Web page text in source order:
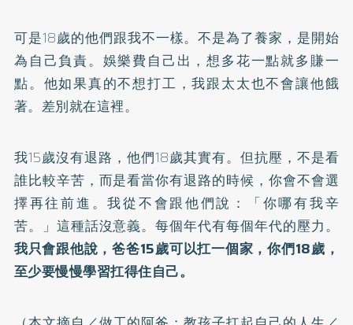
可是18歲的他們跟我不一樣。不是為了養家，是開始
為自己負責。娛樂費自己出，想多花一點就多賺一
點。他如果真的不想打工，我跟太太也不會讓他餓
著。差別就在這裡。
我15歲沒有退路，他們18歲其實有。但抗壓，不是看
誰比較辛苦，而是看當你有退路的時候，你會不會選
擇再往前進。我從不會跟他們說：「你哪有我辛
苦。」這種話沒意義。每個年代有每個年代的壓力。
我只會跟他說，爸爸15歲可以扛一個家，你們18歲，
至少要慢慢學習扛得住自己。